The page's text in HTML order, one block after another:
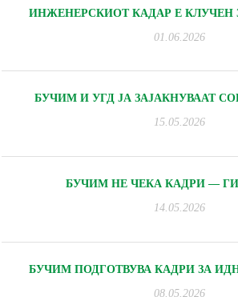
ИНЖЕНЕРСКИОТ КАДАР Е КЛУЧЕН
01.06.2026
БУЧИМ И УГД ЈА ЗАЈАКНУВААТ
15.05.2026
БУЧИМ НЕ ЧЕКА КАДРИ — ГИ
14.05.2026
БУЧИМ ПОДГОТВУВА КАДРИ ЗА
08.05.2026